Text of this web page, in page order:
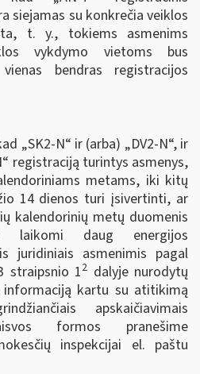
siejamas su konkrečia veiklos
t. y., tokiems asmenims
vykdymo vietoms bus
bendras registracijos
„SK2-N“ ir (arba) „DV2-N“, ir
registraciją turintys asmenys,
metams, iki kitų
14 dienos turi įsivertinti, ar
kalendorinių metų duomenis
laikomi daug energijos
juridiniais asmenimis pagal
straipsnio 12 dalyje nurodytų
kartu su atitikimą
apskaičiavimais
formos pranešime
inspekcijai el. paštu